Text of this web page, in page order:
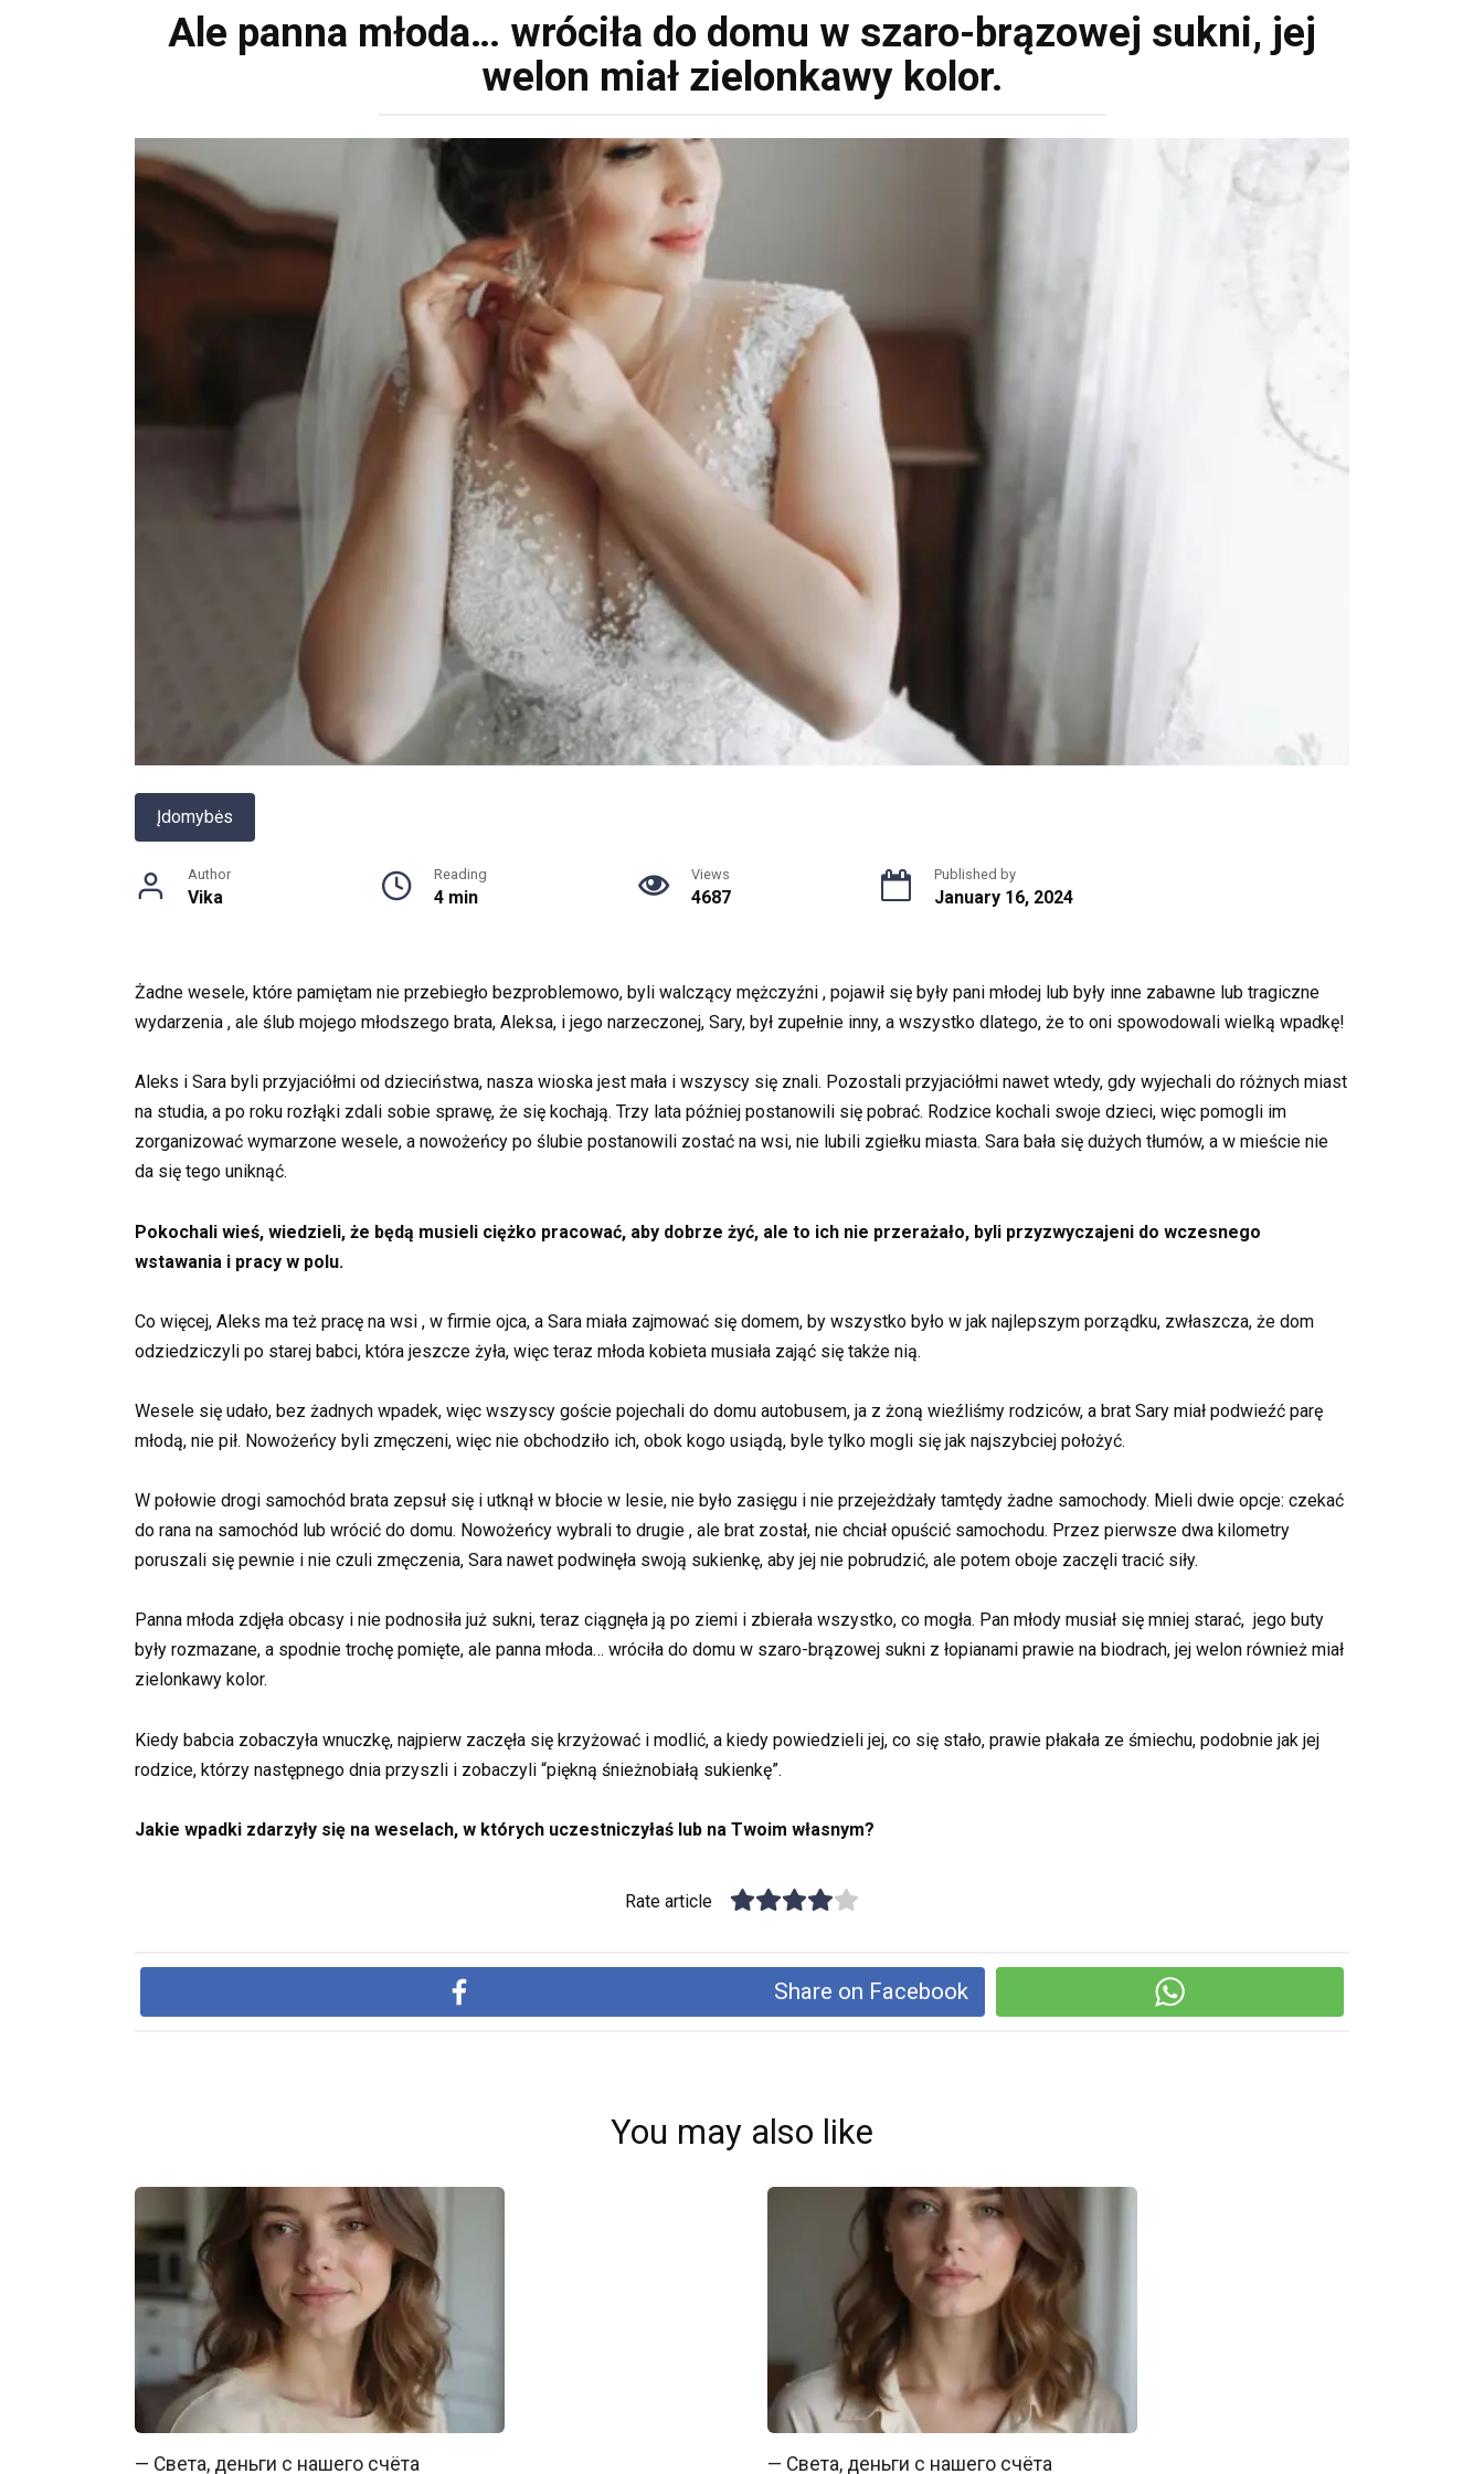
Ale panna młoda… wróciła do domu w szaro-brązowej sukni, jej
welon miał zielonkawy kolor.
Įdomybės
Author
Vika
Reading
4 min
Views
4687
Published by
January 16, 2024
Żadne wesele, które pamiętam nie przebiegło bezproblemowo, byli walczący mężczyźni , pojawił się były pani młodej lub były inne zabawne lub tragiczne
wydarzenia , ale ślub mojego młodszego brata, Aleksa, i jego narzeczonej, Sary, był zupełnie inny, a wszystko dlatego, że to oni spowodowali wielką wpadkę!
Aleks i Sara byli przyjaciółmi od dzieciństwa, nasza wioska jest mała i wszyscy się znali. Pozostali przyjaciółmi nawet wtedy, gdy wyjechali do różnych miast
na studia, a po roku rozłąki zdali sobie sprawę, że się kochają. Trzy lata później postanowili się pobrać. Rodzice kochali swoje dzieci, więc pomogli im
zorganizować wymarzone wesele, a nowożeńcy po ślubie postanowili zostać na wsi, nie lubili zgiełku miasta. Sara bała się dużych tłumów, a w mieście nie
da się tego uniknąć.
Pokochali wieś, wiedzieli, że będą musieli ciężko pracować, aby dobrze żyć, ale to ich nie przerażało, byli przyzwyczajeni do wczesnego
wstawania i pracy w polu.
Co więcej, Aleks ma też pracę na wsi , w firmie ojca, a Sara miała zajmować się domem, by wszystko było w jak najlepszym porządku, zwłaszcza, że dom
odziedziczyli po starej babci, która jeszcze żyła, więc teraz młoda kobieta musiała zająć się także nią.
Wesele się udało, bez żadnych wpadek, więc wszyscy goście pojechali do domu autobusem, ja z żoną wieźliśmy rodziców, a brat Sary miał podwieźć parę
młodą, nie pił. Nowożeńcy byli zmęczeni, więc nie obchodziło ich, obok kogo usiądą, byle tylko mogli się jak najszybciej położyć.
W połowie drogi samochód brata zepsuł się i utknął w błocie w lesie, nie było zasięgu i nie przejeżdżały tamtędy żadne samochody. Mieli dwie opcje: czekać
do rana na samochód lub wrócić do domu. Nowożeńcy wybrali to drugie , ale brat został, nie chciał opuścić samochodu. Przez pierwsze dwa kilometry
poruszali się pewnie i nie czuli zmęczenia, Sara nawet podwinęła swoją sukienkę, aby jej nie pobrudzić, ale potem oboje zaczęli tracić siły.
Panna młoda zdjęła obcasy i nie podnosiła już sukni, teraz ciągnęła ją po ziemi i zbierała wszystko, co mogła. Pan młody musiał się mniej starać, jego buty
były rozmazane, a spodnie trochę pomięte, ale panna młoda… wróciła do domu w szaro-brązowej sukni z łopianami prawie na biodrach, jej welon również miał
zielonkawy kolor.
Kiedy babcia zobaczyła wnuczkę, najpierw zaczęła się krzyżować i modlić, a kiedy powiedzieli jej, co się stało, prawie płakała ze śmiechu, podobnie jak jej
rodzice, którzy następnego dnia przyszli i zobaczyli “piękną śnieżnobiałą sukienkę”.
Jakie wpadki zdarzyły się na weselach, w których uczestniczyłaś lub na Twoim własnym?
Rate article
Share on Facebook
You may also like
— Света, деньги с нашего счёта — Света, деньги с нашего счёта